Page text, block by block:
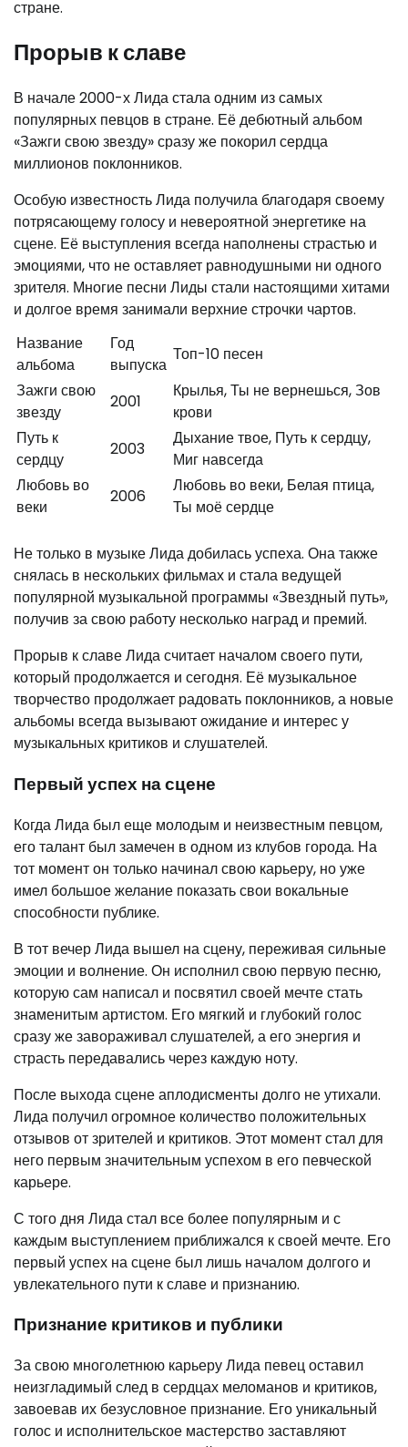
стране.
Прорыв к славе
В начале 2000-х Лида стала одним из самых
популярных певцов в стране. Её дебютный альбом
«Зажги свою звезду» сразу же покорил сердца
миллионов поклонников.
Особую известность Лида получила благодаря своему
потрясающему голосу и невероятной энергетике на
сцене. Её выступления всегда наполнены страстью и
эмоциями, что не оставляет равнодушными ни одного
зрителя. Многие песни Лиды стали настоящими хитами
и долгое время занимали верхние строчки чартов.
Название
альбома
Год
выпуска
Топ-10 песен
Зажги свою
звезду
2001
Крылья, Ты не вернешься, Зов
крови
Путь к
сердцу
2003
Дыхание твое, Путь к сердцу,
Миг навсегда
Любовь во
веки
2006
Любовь во веки, Белая птица,
Ты моё сердце
Не только в музыке Лида добилась успеха. Она также
снялась в нескольких фильмах и стала ведущей
популярной музыкальной программы «Звездный путь»,
получив за свою работу несколько наград и премий.
Прорыв к славе Лида считает началом своего пути,
который продолжается и сегодня. Её музыкальное
творчество продолжает радовать поклонников, а новые
альбомы всегда вызывают ожидание и интерес у
музыкальных критиков и слушателей.
Первый успех на сцене
Когда Лида был еще молодым и неизвестным певцом,
его талант был замечен в одном из клубов города. На
тот момент он только начинал свою карьеру, но уже
имел большое желание показать свои вокальные
способности публике.
В тот вечер Лида вышел на сцену, переживая сильные
эмоции и волнение. Он исполнил свою первую песню,
которую сам написал и посвятил своей мечте стать
знаменитым артистом. Его мягкий и глубокий голос
сразу же завораживал слушателей, а его энергия и
страсть передавались через каждую ноту.
После выхода сцене аплодисменты долго не утихали.
Лида получил огромное количество положительных
отзывов от зрителей и критиков. Этот момент стал для
него первым значительным успехом в его певческой
карьере.
С того дня Лида стал все более популярным и с
каждым выступлением приближался к своей мечте. Его
первый успех на сцене был лишь началом долгого и
увлекательного пути к славе и признанию.
Признание критиков и публики
За свою многолетнюю карьеру Лида певец оставил
неизгладимый след в сердцах меломанов и критиков,
завоевав их безусловное признание. Его уникальный
голос и исполнительское мастерство заставляют